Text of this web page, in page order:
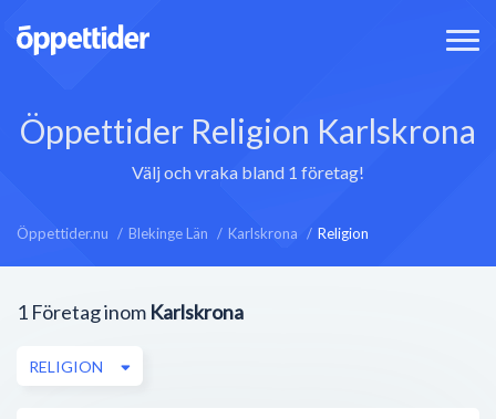
Öppettider Religion Karlskrona
Välj och vraka bland 1 företag!
Öppettider.nu Blekinge Län Karlskrona Religion
1 Företag inom Karlskrona
RELIGION